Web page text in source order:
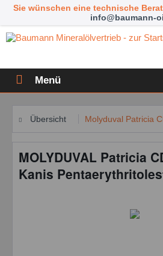
Sie wünschen eine technische
info@baumann-
Menü
Übersicht Molyduval Patricia
MOLYDUVAL Patricia
Kanis